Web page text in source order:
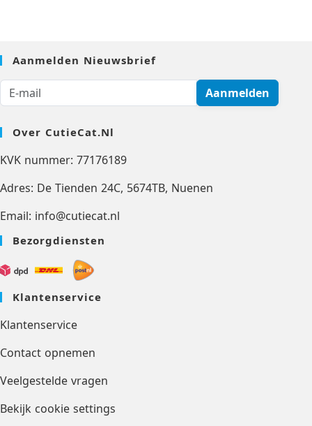
Aanmelden Nieuwsbrief
Aanmelden
Over CutieCat.nl
KVK nummer: 77176189
Adres: De Tienden 24C, 5674TB, Nuenen
Email: info@cutiecat.nl
Bezorgdiensten
Klantenservice
Klantenservice
Contact opnemen
Veelgestelde vragen
Bekijk cookie settings